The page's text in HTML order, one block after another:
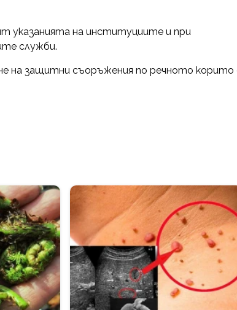
указанията на институциите и при
служби.
на защитни съоръжения по речното корито